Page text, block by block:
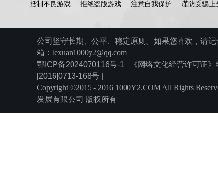
抵制不良游戏 拒绝盗版游戏 注意自我保护 谨防受骗上
公司坚守长期、公平、稳定原则。如果您喜欢，请
箱：lexuan1000y2@qq.com
鄂ICP备2024070116号-1 | 《网络文化经营许可证》
[2016]0713-168号 |
Copyright ©2015 - 2016 1000Y2.COM All Rights
发展有限公司 版权所有